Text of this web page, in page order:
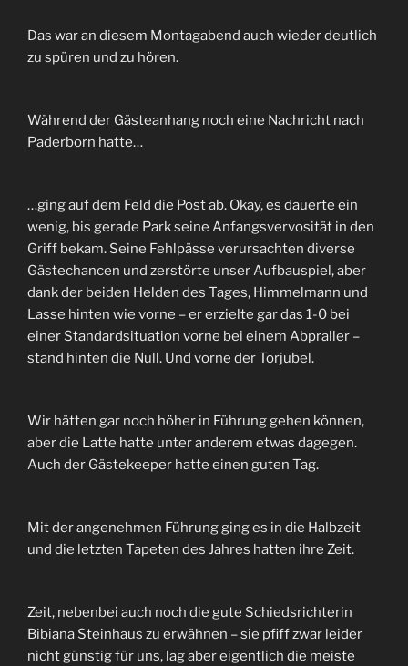
Das war an diesem Montagabend auch wieder deutlich
zu spüren und zu hören.
Während der Gästeanhang noch eine Nachricht nach
Paderborn hatte…
…ging auf dem Feld die Post ab. Okay, es dauerte ein
wenig, bis gerade Park seine Anfangsvervosität in den
Griff bekam. Seine Fehlpässe verursachten diverse
Gästechancen und zerstörte unser Aufbauspiel, aber
dank der beiden Helden des Tages, Himmelmann und
Lasse hinten wie vorne – er erzielte gar das 1-0 bei
einer Standardsituation vorne bei einem Abpraller –
stand hinten die Null. Und vorne der Torjubel.
Wir hätten gar noch höher in Führung gehen können,
aber die Latte hatte unter anderem etwas dagegen.
Auch der Gästekeeper hatte einen guten Tag.
Mit der angenehmen Führung ging es in die Halbzeit
und die letzten Tapeten des Jahres hatten ihre Zeit.
Zeit, nebenbei auch noch die gute Schiedsrichterin
Bibiana Steinhaus zu erwähnen – sie pfiff zwar leider
nicht günstig für uns, lag aber eigentlich die meiste